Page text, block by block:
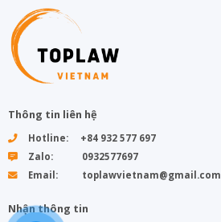
Thông tin liên hệ
Hotline: +84 932 577 697
Zalo: 0932577697
Email: toplawvietnam@gmail.com
Nhận thông tin